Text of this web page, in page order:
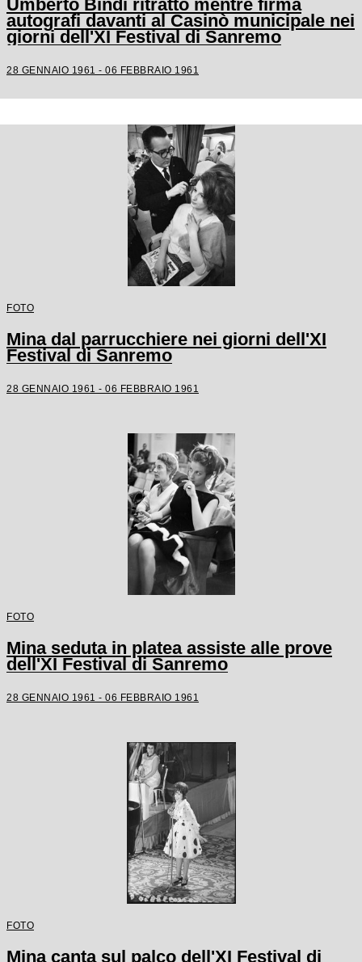
Umberto Bindi ritratto mentre firma
autografi davanti al Casinò municipale nei
giorni dell'XI Festival di Sanremo
28 GENNAIO 1961 - 06 FEBBRAIO 1961
FOTO
Mina dal parrucchiere nei giorni dell'XI
Festival di Sanremo
28 GENNAIO 1961 - 06 FEBBRAIO 1961
FOTO
Mina seduta in platea assiste alle prove
dell'XI Festival di Sanremo
28 GENNAIO 1961 - 06 FEBBRAIO 1961
FOTO
Mina canta sul palco dell'XI Festival di